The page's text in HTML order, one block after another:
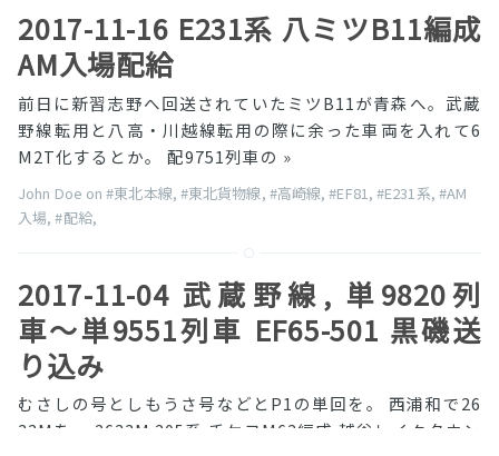
2017-11-16 E231系 八ミツB11編成
AM入場配給
前日に新習志野へ回送されていたミツB11が青森へ。武蔵
野線転用と八高・川越線転用の際に余った車両を入れて6
M2T化するとか。 配9751列車の »
John Doe on#東北本線, #東北貨物線, #高崎線,#EF81 ,#E231系, #AM
入場,#配給,
2017-11-04 武蔵野線, 単9820列
車〜単9551列車 EF65-501 黒磯送
り込み
むさしの号としもうさ号などとP1の単回を。 西浦和で26
33Mを。 2633M 205系 千ケヨM63編成 越谷レイクタウン